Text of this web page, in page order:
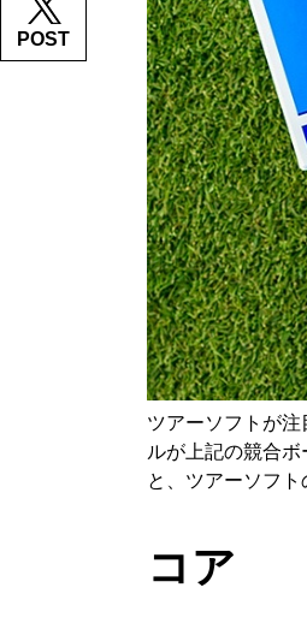
POST
ツアーソフトが
ルが上記の競合
と、ツアーソフ
コア